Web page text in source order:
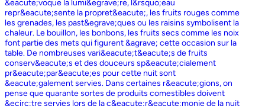
&eacute;voque la lumi&egrave;re, l&rsquo;eau
repr&eacute;sente la propret&eacute;, les fruits rouges comme
les grenades, les past&egrave;ques ou les raisins symbolisent la
chaleur. Le bouillon, les bonbons, les fruits secs comme les noix
font partie des mets qui figurent &agrave; cette occasion sur la
table. De nombreuses vari&eacute;t&eacute;s de fruits
conserv&eacute;s et des douceurs sp&eacute;cialement
pr&eacute;par&eacute;es pour cette nuit sont
&eacute;galement servies. Dans certaines r&eacute;gions, on
pense que quarante sortes de produits comestibles doivent
&ecirc;tre servies lors de la c&eacute;r&eacute;monie de la nuit